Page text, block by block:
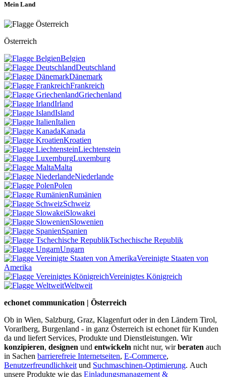
Mein Land
Österreich
Belgien
Deutschland
Dänemark
Frankreich
Griechenland
Irland
Island
Italien
Kanada
Kroatien
Liechtenstein
Luxemburg
Malta
Niederlande
Polen
Rumänien
Schweiz
Slowakei
Slowenien
Spanien
Tschechische Republik
Ungarn
Vereinigte Staaten von
Amerika
Vereinigtes Königreich
Weltweit
echonet communication | Österreich
Ob in Wien, Salzburg, Graz, Klagenfurt oder in den Ländern Tirol,
Vorarlberg, Burgenland - in ganz Österreich ist echonet für Kunden
da und liefert Services, Produkte und Dienstleistungen. Wir
konzipieren, designen und entwickeln nicht nur, wirberaten auch
in Sachen barrierefreie Internetseiten, E-Commerce,
Benutzerfreundlichkeit und Suchmaschinen-Optimierung. Auch
unsere Produkte wie das Einladungsmanagement &